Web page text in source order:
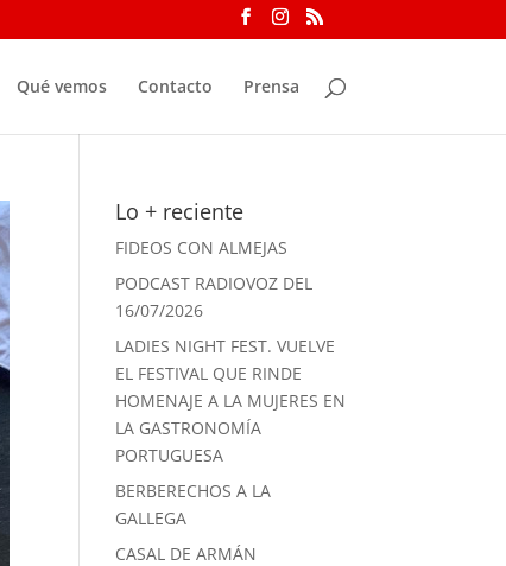
Qué vemos Contacto Prensa
Lo + reciente
FIDEOS CON ALMEJAS
PODCAST RADIOVOZ DEL
16/07/2026
LADIES NIGHT FEST. VUELVE
EL FESTIVAL QUE RINDE
HOMENAJE A LA MUJERES EN
LA GASTRONOMÍA
PORTUGUESA
BERBERECHOS A LA
GALLEGA
CASAL DE ARMÁN